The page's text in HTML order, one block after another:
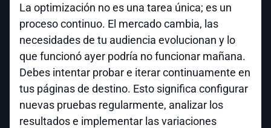
La optimización no es una tarea única; es un
proceso continuo. El mercado cambia, las
necesidades de tu audiencia evolucionan y lo
que funcionó ayer podría no funcionar mañana.
Debes intentar probar e iterar continuamente en
tus páginas de destino. Esto significa configurar
nuevas pruebas regularmente, analizar los
resultados e implementar las variaciones